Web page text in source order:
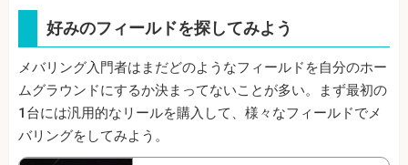
好みのフィールドを探してみよう
メバリング入門者はまだどのようなフィールドを自分のホー
ムグラウンドにするか決まってないことが多い。まず最初の
1台には汎用的なリールを購入して、様々なフィールドでメ
バリングをしてみよう。